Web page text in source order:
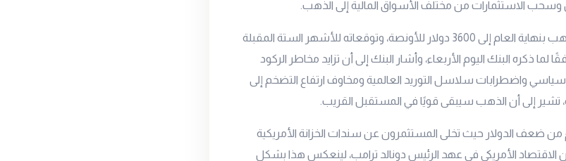
وسحب الاستثمارات من مختلف الأسواق المالية إلى الذهب.
رفع بنك ANZ توقعاته لسعر الذهب بنهاية العام إلى 3600 دولار للأونصة، وتوقعاته للأشهر الستة المقبلة
من 3200 دولار، وفقًا لما ذكره البنك اليوم الأربعاء، وأشار البنك إلى أن تزايد مخاطر الركود
واضطرابات سلاسل التوريد العالمية ومخاوف ارتفاع التضخم إلى
تشير إلى أن الذهب سيبقى قويًا في المستقبل القريب.
من ضعف الدولار حيث تخلى المستثمرون عن سندات الخزانة الأمريكية
الاقتصاد الأمريكي في عهد الرئيس دونالد ترامب، لينعكس هذا بشكل